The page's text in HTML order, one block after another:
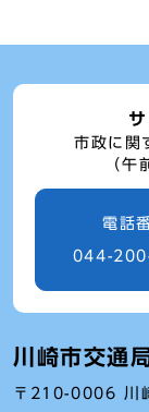
市政に関
（
電話
044-
川崎市交通
〒210-0006 川